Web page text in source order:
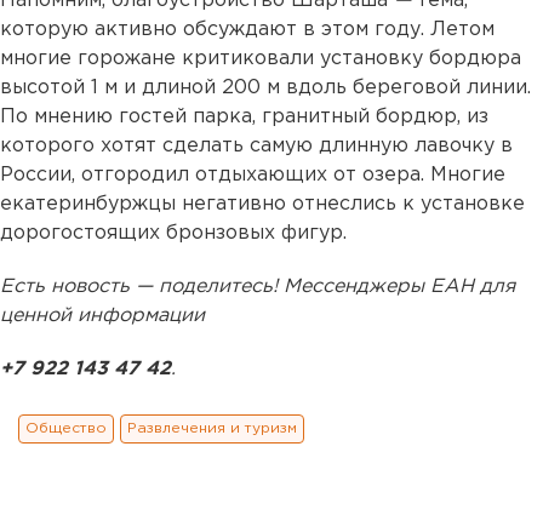
которую активно обсуждают в этом году. Летом
многие горожане критиковали установку бордюра
высотой 1 м и длиной 200 м вдоль береговой линии.
По мнению гостей парка, гранитный бордюр, из
которого хотят сделать самую длинную лавочку в
России, отгородил отдыхающих от озера. Многие
екатеринбуржцы негативно отнеслись к установке
дорогостоящих бронзовых фигур.
Есть новость — поделитесь! Мессенджеры ЕАН для
ценной информации
+7 922 143 47 42.
Общество Развлечения и туризм